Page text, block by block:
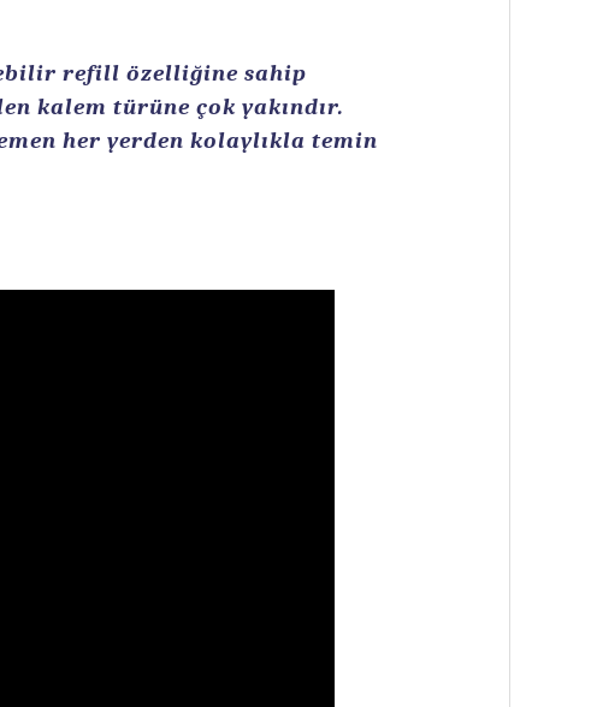
refill özelliğine sahip
kalem türüne çok yakındır.
her yerden kolaylıkla temin